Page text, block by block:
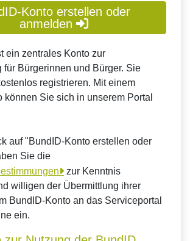
Konto erstellen oder
anmelden
ein zentrales Konto zur
für Bürgerinnen und Bürger. Sie
registrieren. Mit einem
können Sie sich in unserem Portal
auf "BundID-Konto erstellen oder
Sie die
zur Kenntnis
willigen der Übermittlung ihrer
BundID-Konto an das Serviceportal
ein.